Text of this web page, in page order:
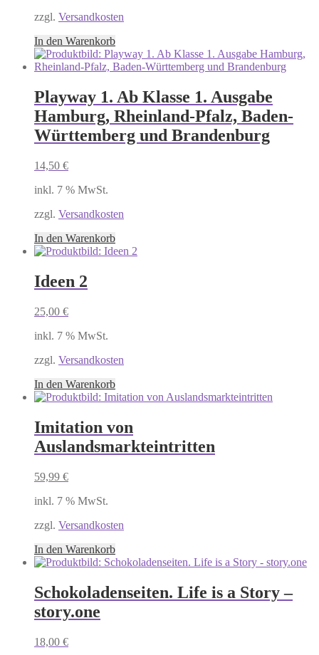
zzgl. Versandkosten
In den Warenkorb
Playway 1. Ab Klasse 1. Ausgabe
Hamburg, Rheinland-Pfalz, Baden-
Württemberg und Brandenburg
14,50 €
inkl. 7 % MwSt.
zzgl. Versandkosten
In den Warenkorb
Ideen 2
25,00 €
inkl. 7 % MwSt.
zzgl. Versandkosten
In den Warenkorb
Imitation von
Auslandsmarkteintritten
59,99 €
inkl. 7 % MwSt.
zzgl. Versandkosten
In den Warenkorb
Schokoladenseiten. Life is a Story –
story.one
18,00 €